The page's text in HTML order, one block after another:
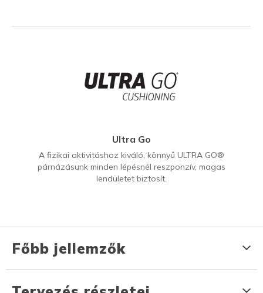
Ultra Go
A fizikai aktivitáshoz kiváló, könnyű ULTRA GO®
párnázásunk minden lépésnél reszponzív, magas
lendületet biztosít.
Főbb jellemzők